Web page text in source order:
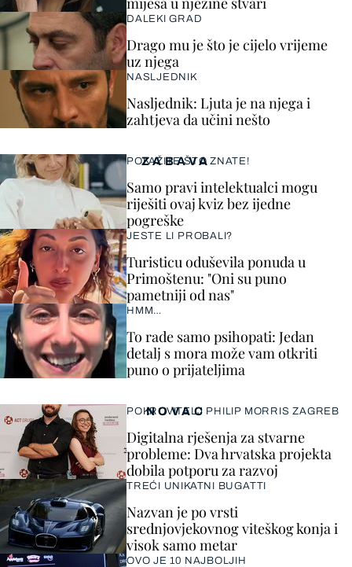
ZABAVA
POKAŽITE ŠTO ZNATE!
Samo pravi intelektualci mogu
riješiti ovaj kviz bez ijedne
pogreške
JESTE LI PROBALI?
Turisticu oduševila ponuda u
Primoštenu: "Oni su puno
pametniji od nas"
HMM…
To rade samo psihopati: Jedan
detalj s mora može vam otkriti
puno o prijateljima
DALEKI GRAD
Drago mu je što je cijelo vrijeme
uz njega
NASLJEDNIK
Nasljednik: Ljuta je na njega i
zahtjeva da učini nešto
NOVAC
POKROVITELJ PHILIP MORRIS ZAGREB
Digitalna rješenja za stvarne
probleme: Dva hrvatska projekta
dobila potporu za razvoj
TREĆI UNIKATNI BUGATTI
Nazvan je po vrsti
srednjovjekovnog viteškog konja i
visok samo metar
OVO JE 10 NAJBOLJIH